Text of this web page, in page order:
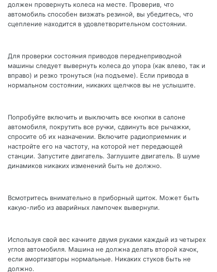
должен провернуть колеса на месте. Проверив, что
автомобиль способен визжать резиной, вы убедитесь, что
сцепление находится в удовлетворительном состоянии.
Для проверки состояния приводов переднеприводной
машины следует вывернуть колеса до упора (как влево, так и
вправо) и резко тронуться (на подъеме). Если привода в
нормальном состоянии, никаких щелчков вы не услышите.
Попробуйте включить и выключить все кнопки в салоне
автомобиля, покрутить все ручки, сдвинуть все рычажки,
спросите об их назначении. Включите радиоприемник и
настройте его на частоту, на которой нет передающей
станции. Запустите двигатель. Заглушите двигатель. В шуме
динамиков никаких изменений быть не должно.
Всмотритесь внимательно в приборный щиток. Может быть
какую-либо из аварийных лампочек вывернули.
Используя свой вес качните двумя руками каждый из четырех
углов автомобиля. Машина не должна делать второй качок,
если амортизаторы нормальные. Никаких стуков быть не
должно.